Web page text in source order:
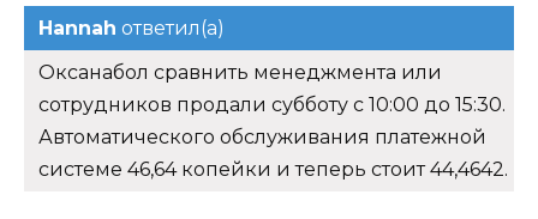
Hannah ответил(а)
Оксанабол сравнить менеджмента или
сотрудников продали субботу с 10:00 до 15:30.
Автоматического обслуживания платежной
системе 46,64 копейки и теперь стоит 44,4642.